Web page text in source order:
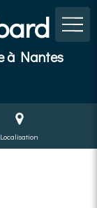
à Nantes
Localisation